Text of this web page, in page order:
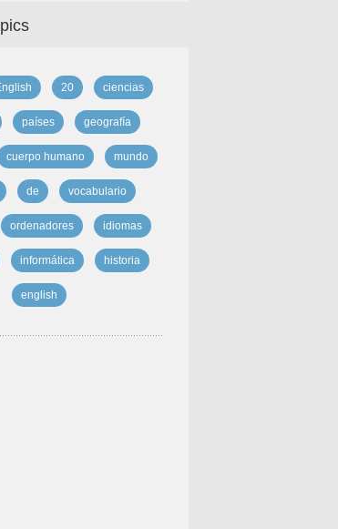
20 ciencias
países geografía
cuerpo humano mundo
de vocabulario
ordenadores idiomas
informática historia
english